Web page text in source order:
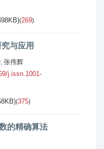
(269)
与应用
, 张伟辉
j.issn.1001-
(375)
的精确算法